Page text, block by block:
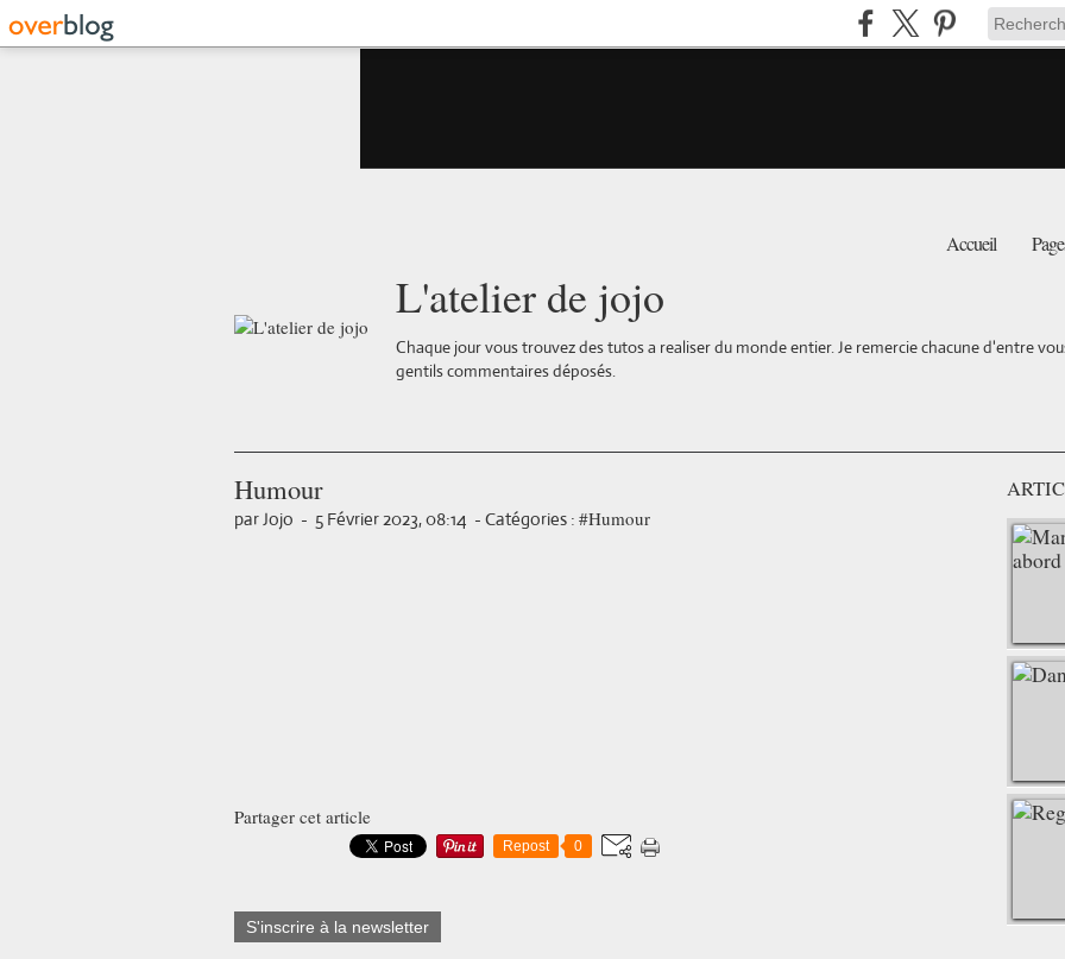
Accueil
L'atelier de jojo
Chaque jour vous trouvez des tutos a realiser du monde entier. Je remercie chacune d'entre
gentils commentaires déposés.
Humour
par Jojo - 5 Février 2023, 08:14 - Catégories : #Humour
Partager cet article
Repost 0
S'inscrire à la newsletter